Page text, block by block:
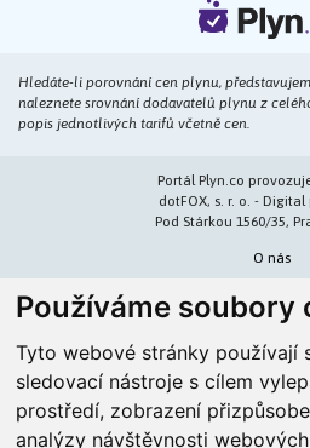
Používáme soubory
Tyto webové stránky používají
sledovací nástroje s cílem
prostředí, zobrazení
analýzy návštěvnosti
Hledáte-li porovnání cen plynu,
naleznete srovnání dodavatelů plynu z
popis jednotlivých tarifů včetně cen.
Portál Plyn.co
dotFOX, s. r. o. -
Pod Stárkou 1560/35,
O nás
IČ: 026 14 791